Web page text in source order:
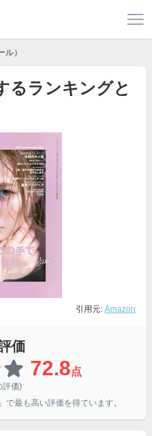
ル）
るランキングと
引用元: Amazon
価
72.8点
評価)
」で最も高い評価を得ています。